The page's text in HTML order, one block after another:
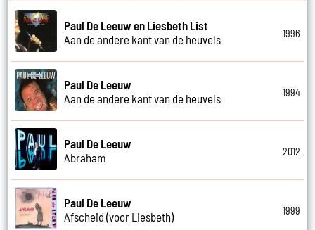
Paul De Leeuw en Liesbeth List
Aan de andere kant van de heuvels
1996
Paul De Leeuw
Aan de andere kant van de heuvels
1994
Paul De Leeuw
Abraham
2012
Paul De Leeuw
Afscheid (voor Liesbeth)
1999